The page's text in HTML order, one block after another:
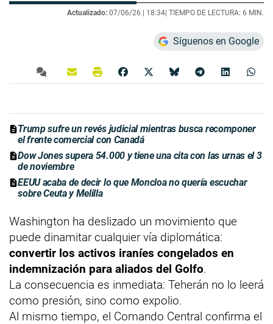
Actualizado: 07/06/26 | 18:34| TIEMPO DE LECTURA: 6 MIN.
Síguenos en Google
Trump sufre un revés judicial mientras busca recomponer
el frente comercial con Canadá
Dow Jones supera 54.000 y tiene una cita con las urnas el 3
de noviembre
EEUU acaba de decir lo que Moncloa no quería escuchar
sobre Ceuta y Melilla
Washington ha deslizado un movimiento que
puede dinamitar cualquier vía diplomática:
convertir los activos iraníes congelados en
indemnización para aliados del Golfo.
La consecuencia es inmediata: Teherán no lo leerá
como presión, sino como expolio.
Al mismo tiempo, el Comando Central confirma el